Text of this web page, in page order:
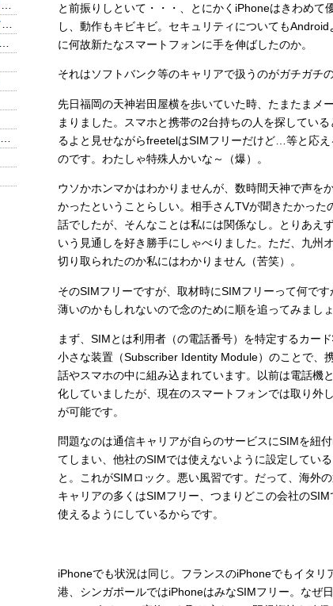
と前振りしといて・・・、とにかくiPhoneはきわめ
し、動作もキビキビ。セキュリティについても
に何故新たなスマートフォンに手を伸ばしたのか。
それはソフトバンク等のキャリアで扱うのがガチガチ
先日福岡の天神岩田屋横を歩いていた時、たまたまメ
まりました。スマホと携帯の2台持ちの人を探してい
るよと見せながらfreetelはSIMフリーだけど…等と応
のです。わたしゃ特殊人かいな～（爆）。
ウソかホンマかはわかりませんが、数時間天神で声を
かったということらしい。相手さんTVが聞きたかっ
話でしたが、そんなことは私には関係なし。とりあえ
いう見通しを好き勝手にしゃべりました。ただ、九州
切り取られたのか私にはわかりません（苦笑）。
そのSIMフリーですが、取材時にSIMフリーって何で
薄いのかもしれないので念のために順を追ってみましょ
まず、SIMとは利用者（の電話番号）を特定するカー
小さな装置（Subscriber Identity Module）のことで、
話やスマホの中に組み込まれています。以前は電話機
化していましたが、現在のスマートフォンでは取り外
が可能です。
問題なのは通信キャリアが自らのサービスにSIMを紐
てしまい、他社のSIMでは使えないように設定している
と。これがSIMロック。悪い風習です。だって、海外
キャリアの多くはSIMフリー、つまりどこの会社のSIM
使えるようにしているからです。
iPhoneでも状況は同じ。フランスのiPhoneでもイタ
港、シンガポールではiPhoneはみなSIMフリー。なぜ